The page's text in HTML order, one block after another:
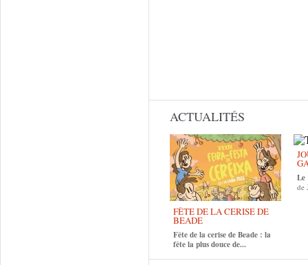
ACTUALITÉS
FÊTE DE LA CERISE DE
BEADE
Fête de la cerise de Beade : la
fête la plus douce de...
Le
de